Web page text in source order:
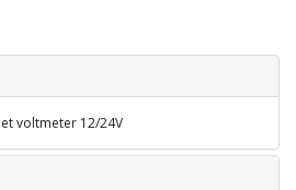
voltmeter 12/24V